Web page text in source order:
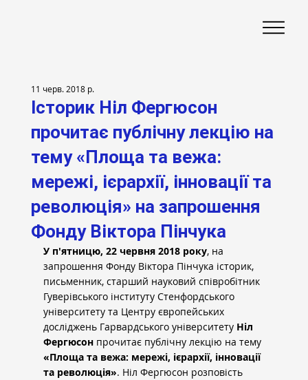
Історик Ніл Фергюсон
прочитає публічну лекцію на
тему «Площа та вежа:
мережі, ієрархії, інновації та
революція» на запрошення
Фонду Віктора Пінчука
11 черв. 2018 р.
У п'ятницю, 22 червня 2018 року, на
запрошення Фонду Віктора Пінчука історик,
письменник, старший науковий співробітник
Гуверівського інституту Стенфордського
університету та Центру європейських
досліджень Гарвардського університету Ніл
Фергюсон прочитає публічну лекцію на тему
«Площа та вежа: мережі, ієрархії, інновації
та революція». Ніл Фергюсон розповість